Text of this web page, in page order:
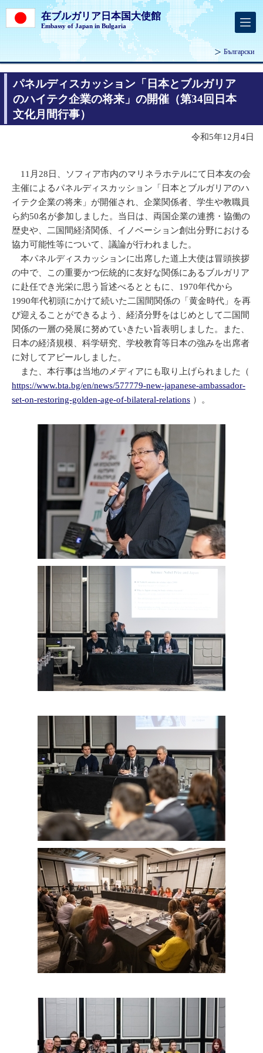
在ブルガリア日本国大使館
Embassy of Japan in Bulgaria
Български
パネルディスカッション「日本とブルガリア
のハイテク企業の将来」の開催（第34回日本
文化月間行事）
令和5年12月4日
11月28日、ソフィア市内のマリネラホテルにて日本友の会
主催によるパネルディスカッション「日本とブルガリアのハ
イテク企業の将来」が開催され、企業関係者、学生や教職員
ら約50名が参加しました。当日は、両国企業の連携・協働の
歴史や、二国間経済関係、イノベーション創出分野における
協力可能性等について、議論が行われました。
本パネルディスカッションに出席した道上大使は冒頭挨拶
の中で、この重要かつ伝統的に友好な関係にあるブルガリア
に赴任でき光栄に思う旨述べるとともに、1970年代から
1990年代初頭にかけて続いた二国間関係の「黄金時代」を再
び迎えることができるよう、経済分野をはじめとして二国間
関係の一層の発展に努めていきたい旨表明しました。また、
日本の経済規模、科学研究、学校教育等日本の強みを出席者
に対してアピールしました。
また、本行事は当地のメディアにも取り上げられました（
https://www.bta.bg/en/news/577779-new-japanese-ambassador-
set-on-restoring-golden-age-of-bilateral-relations ）。